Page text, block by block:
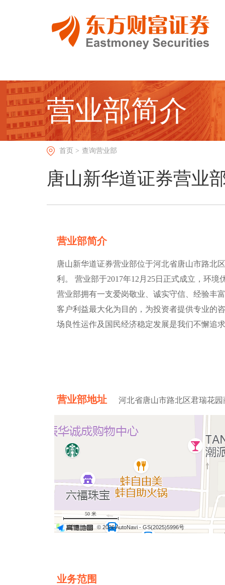
营业部简介
首页 > 查询营业部
唐山新华道证券营业
营业部简介
唐山新华道证券营业部位于河北省唐山市路北
利。 营业部于2017年12月25日正式成立，环
营业部拥有一支爱岗敬业、诚实守信、经验丰
客户利益最大化为目的，为投资者提供专业的
场良性运作及国民经济稳定发展是我们不懈追
营业部地址 河北省唐山市路北区君瑞花园
50 米
© 2026 AutoNavi - GS(2025)5996号
业务范围